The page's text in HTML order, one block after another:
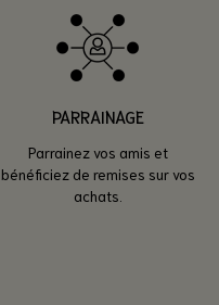
PARRAINAGE
Parrainez vos amis et
bénéficiez de remises sur vos
achats.